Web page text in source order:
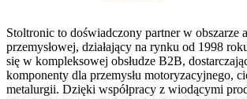
Stoltronic to doświadczony partner w obszarze
przemysłowej, działający na rynku od 1998
się w kompleksowej obsłudze B2B,
komponenty dla przemysłu motoryzacyjnego,
metalurgii. Dzięki współpracy z wiodącymi